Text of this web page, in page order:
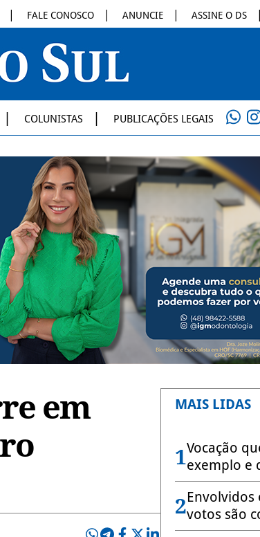
FALE CONOSCO ANUNCIE ASSINE O DS
COLUNISTAS PUBLICAÇÕES LEGAIS
em
MAIS LIDAS
1Vocação
exemplo e
2Envolvidos
votos são